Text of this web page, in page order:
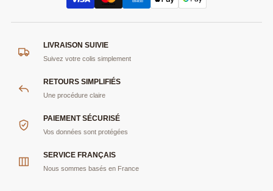
LIVRAISON SUIVIE
Suivez votre colis simplement
RETOURS SIMPLIFIÉS
Une procédure claire
PAIEMENT SÉCURISÉ
Vos données sont protégées
SERVICE FRANÇAIS
Nous sommes basés en France